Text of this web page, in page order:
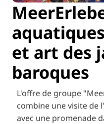
et art des
baroques
L'offre de groupe
combine une visite de
avec une promenade